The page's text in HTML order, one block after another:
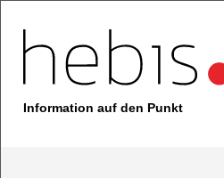
Information auf den Punkt